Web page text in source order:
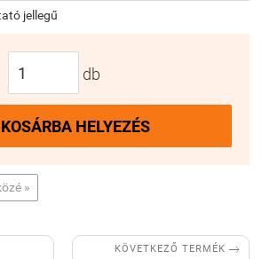
jellegű
db
KOSÁRBA HELYEZÉS
»
KÖVETKEZŐ TERMÉK 